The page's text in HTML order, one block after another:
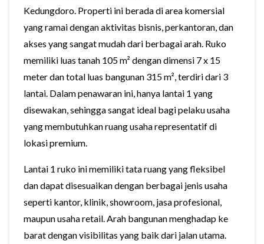
Kedungdoro. Properti ini berada di area komersial
yang ramai dengan aktivitas bisnis, perkantoran, dan
akses yang sangat mudah dari berbagai arah. Ruko
memiliki luas tanah 105 m² dengan dimensi 7 x 15
meter dan total luas bangunan 315 m², terdiri dari 3
lantai. Dalam penawaran ini, hanya lantai 1 yang
disewakan, sehingga sangat ideal bagi pelaku usaha
yang membutuhkan ruang usaha representatif di
lokasi premium.
Lantai 1 ruko ini memiliki tata ruang yang fleksibel
dan dapat disesuaikan dengan berbagai jenis usaha
seperti kantor, klinik, showroom, jasa profesional,
maupun usaha retail. Arah bangunan menghadap ke
barat dengan visibilitas yang baik dari jalan utama.